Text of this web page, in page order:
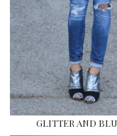
GLITTER AND